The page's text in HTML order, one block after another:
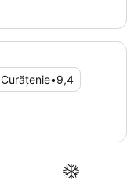
Curățenie•9,4